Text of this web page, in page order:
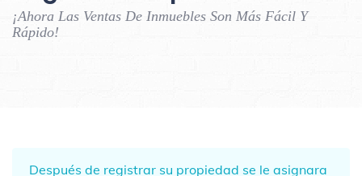
¡Ahora Las Ventas De Inmuebles Son Más Fácil Y
Rápido!
Después de registrar su propiedad se le asignara